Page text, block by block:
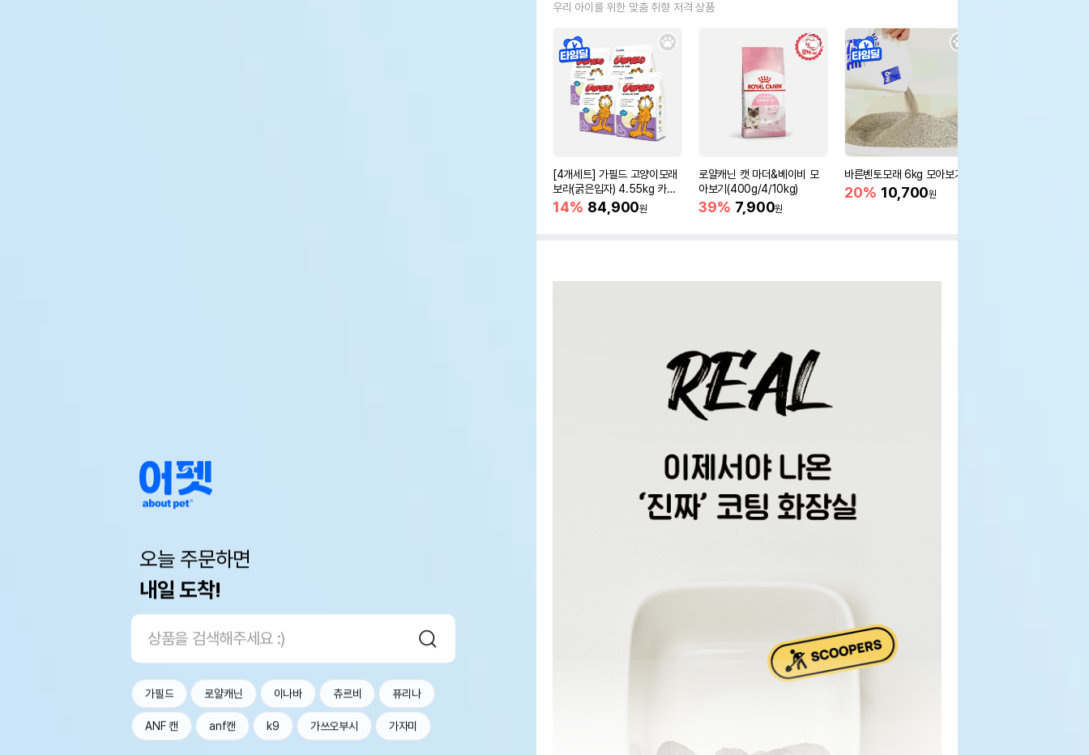
오늘 주문하면
내일 도착!
가필드 로얄캐닌 이나바 츄르비 퓨리나
ANF 캔 anf캔 k9 가쓰오부시 가자미
우리 아이를 위한 맞춤 취향 저격 상품
[4개세트] 가필드 고양이모래
보라(굵은입자) 4.55kg 카사
바모래
14% 84,900원
로얄캐닌 캣 마더&베이비 모
아보기(400g/4/10kg)
39% 7,900원
바른벤토모래 6kg 모아보기
20% 10,700원